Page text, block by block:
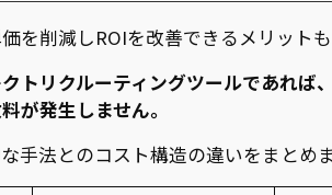
を削減しROIを改善できるメリット
トリクルーティングツールであれば
が発生しません。
手法とのコスト構造の違いをまとめ